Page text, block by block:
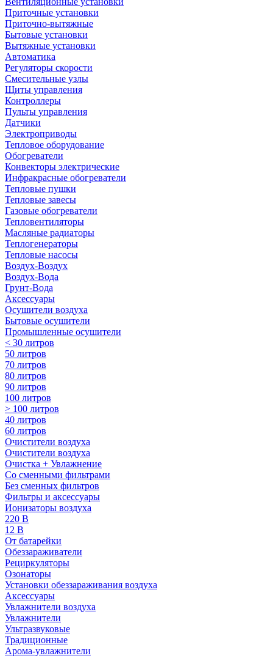
Приточные установки
Приточно-вытяжные
Бытовые установки
Вытяжные установки
Автоматика
Регуляторы скорости
Смесительные узлы
Щиты управления
Контроллеры
Пульты управления
Датчики
Электроприводы
Тепловое оборудование
Обогреватели
Конвекторы электрические
Инфракрасные обогреватели
Тепловые пушки
Тепловые завесы
Газовые обогреватели
Тепловентиляторы
Масляные радиаторы
Теплогенераторы
Тепловые насосы
Воздух-Воздух
Воздух-Вода
Грунт-Вода
Аксессуары
Осушители воздуха
Бытовые осушители
Промышленные осушители
< 30 литров
50 литров
70 литров
80 литров
90 литров
100 литров
> 100 литров
40 литров
60 литров
Очистители воздуха
Очистители воздуха
Очистка + Увлажнение
Cо сменными фильтрами
Без сменных фильтров
Фильтры и аксессуары
Ионизаторы воздуха
220 В
12 В
От батарейки
Обеззараживатели
Рециркуляторы
Озонаторы
Установки обеззараживания воздуха
Аксессуары
Увлажнители воздуха
Увлажнители
Ультразвуковые
Традиционные
Арома-увлажнители